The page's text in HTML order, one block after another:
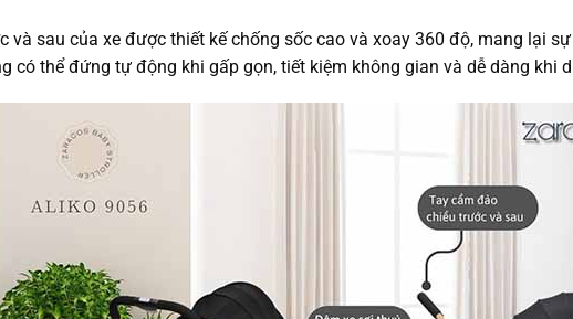
và sau của xe được thiết kế chống sốc cao và xoay 360 độ, mang lại
có thể đứng tự động khi gấp gọn, tiết kiệm không gian và dễ dàng khi